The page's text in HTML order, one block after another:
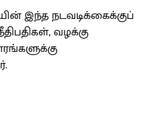
இந்த நடவடிக்கைக்குப்
வழக்கு